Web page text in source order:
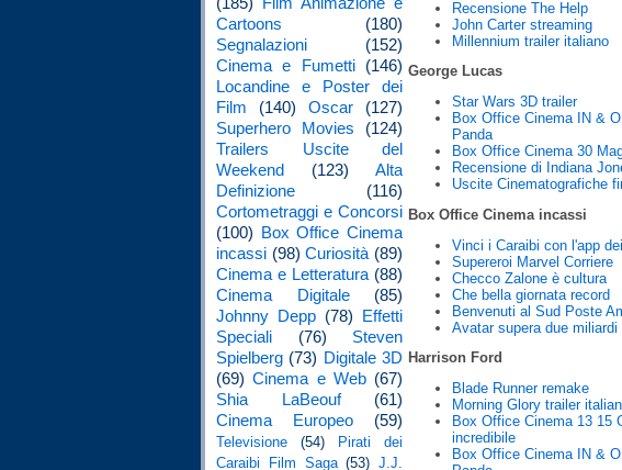
Cartoons
(180)
Segnalazioni
(152)
Cinema e Fumetti
(146)
Locandine e Poster dei
Film
(140) Oscar
(127)
Superhero Movies
(124)
Trailers Uscite del
Weekend
(123)
Alta
Definizione
(116)
Cortometraggi e Concorsi
(100) Box Office Cinema
incassi (98) Curiosità (89)
Cinema e Letteratura (88)
Cinema Digitale
(85)
Johnny Depp (78) Effetti
Speciali
(76)
Steven
Spielberg (73) Digitale 3D
(69) Cinema e Web (67)
Shia LaBeouf
(61)
Cinema Europeo
(59)
Televisione (54)
Pirati dei
Caraibi Film Saga (53) J.J.
Recensione The Help
John Carter streaming
Millennium trailer italiano
George Lucas
Star Wars 3D trailer
Box Office Cinema IN &
Panda
Box Office Cinema 30
Recensione di Indiana
Uscite Cinematografiche
Box Office Cinema incassi
Vinci i Caraibi con l'app
Supereroi Marvel Corriere
Checco Zalone è cultura
Che bella giornata record
Benvenuti al Sud Poste
Avatar supera due
Harrison Ford
Blade Runner remake
Morning Glory trailer
Box Office Cinema 13 15
incredibile
Box Office Cinema IN &